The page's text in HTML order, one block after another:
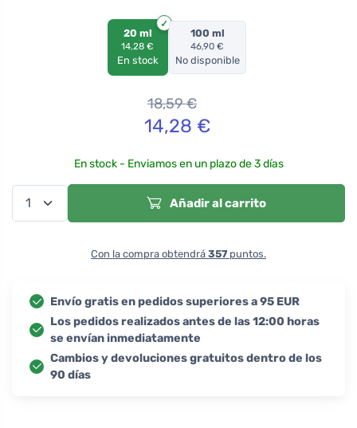
20 ml
14,28 €
En stock
100 ml
46,90 €
No disponible
18,59€
14,28 €
En stock - Enviamos en un plazo de 3 días
Añadir al carrito
Con la compra obtendrá 357 puntos.
Envío gratis en pedidos superiores a 95 EUR
Los pedidos realizados antes de las 12:00 horas
se envían inmediatamente
Cambios y devoluciones gratuitos dentro de los
90 días